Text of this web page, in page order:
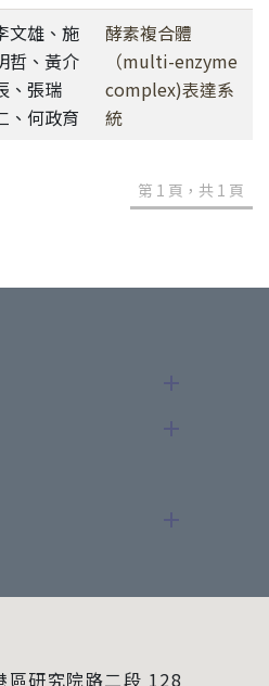
文雄、施
哲、黃介
、張瑞
、何政育
酵素複合體
（multi-enzyme
complex)表達系
統
第 1 頁，共 1 頁
研究院路二段 128